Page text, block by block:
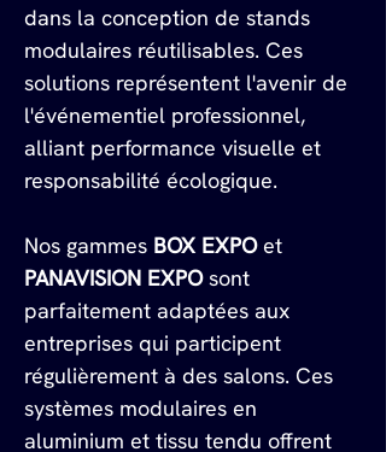
dans la conception de stands
modulaires réutilisables. Ces
solutions représentent l'avenir de
l'événementiel professionnel,
alliant performance visuelle et
responsabilité écologique.
Nos gammes BOX EXPO et
PANAVISION EXPO sont
parfaitement adaptées aux
entreprises qui participent
régulièrement à des salons. Ces
systèmes modulaires en
aluminium et tissu tendu offrent